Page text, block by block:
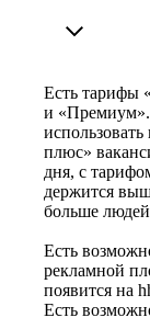
Есть тарифы
и «Премиум».
плюс»
дня, с
держится
больше
Есть
рекламной
появится на
Есть